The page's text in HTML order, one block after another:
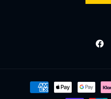
Zahlungsmethoden